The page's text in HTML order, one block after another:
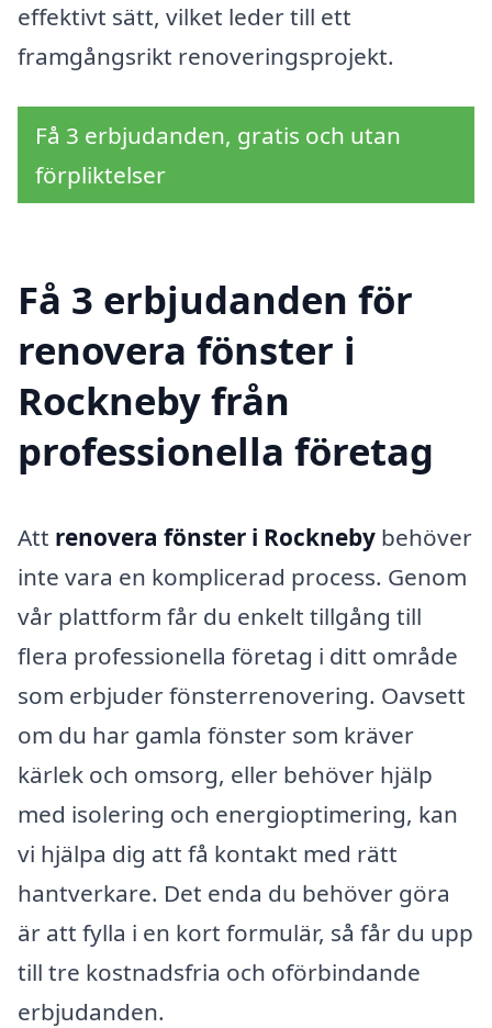
effektivt sätt, vilket leder till ett
framgångsrikt renoveringsprojekt.
Få 3 erbjudanden, gratis och utan
förpliktelser
Få 3 erbjudanden för
renovera fönster i
Rockneby från
professionella företag
Att renovera fönster i Rockneby behöver
inte vara en komplicerad process. Genom
vår plattform får du enkelt tillgång till
flera professionella företag i ditt område
som erbjuder fönsterrenovering. Oavsett
om du har gamla fönster som kräver
kärlek och omsorg, eller behöver hjälp
med isolering och energioptimering, kan
vi hjälpa dig att få kontakt med rätt
hantverkare. Det enda du behöver göra
är att fylla i en kort formulär, så får du upp
till tre kostnadsfria och oförbindande
erbjudanden.